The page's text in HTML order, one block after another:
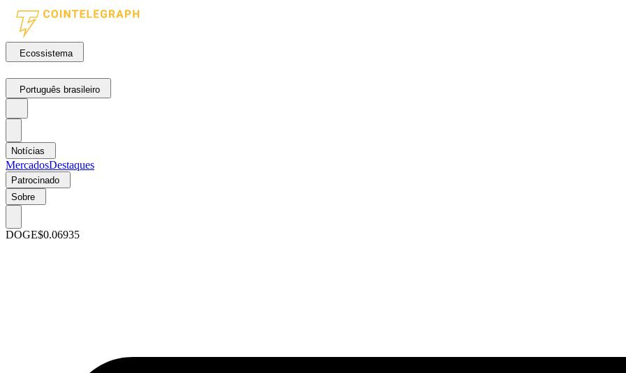
Ecossistema
Português brasileiro
Notícias
MercadosDestaques
Patrocinado
Sobre
DOGE$0.06935